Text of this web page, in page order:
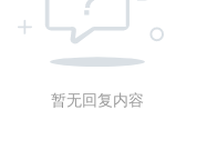
暂无回复内容